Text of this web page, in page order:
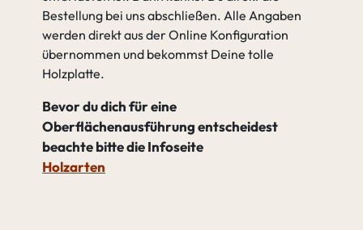
Bestellung bei uns abschließen. Alle Angaben
werden direkt aus der Online Konfiguration
übernommen und bekommst Deine tolle
Holzplatte.
Bevor du dich für eine
Oberflächenausführung entscheidest
beachte bitte die Infoseite
Holzarten